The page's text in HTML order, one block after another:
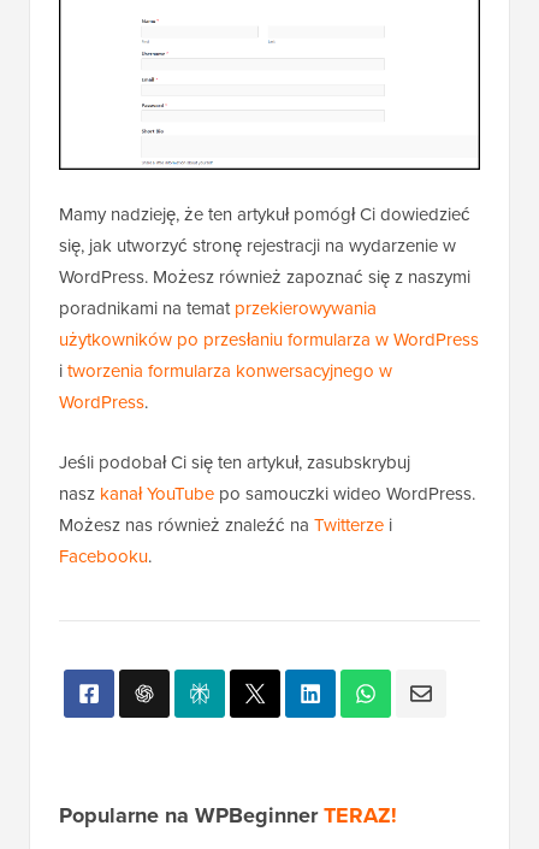
Mamy nadzieję, że ten artykuł pomógł Ci dowiedzieć
się, jak utworzyć stronę rejestracji na wydarzenie w
WordPress. Możesz również zapoznać się z naszymi
poradnikami na tematprzekierowywania
użytkowników po przesłaniu formularza w WordPress
itworzenia formularza konwersacyjnego w
WordPress.
Jeśli podobał Ci się ten artykuł, zasubskrybuj
nasz kanał YouTube po samouczki wideo WordPress.
Możesz nas również znaleźć na Twitterze i
Facebooku.
Popularne na WPBeginnerTERAZ!